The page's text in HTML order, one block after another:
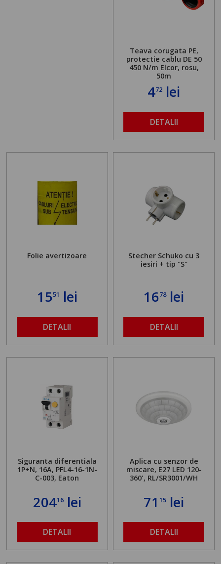
Teava corugata PE,
protectie cablu DE 50
450 N/m Elcor, rosu,
50m
472 lei
DETALII
Folie avertizoare
1551 lei
DETALII
Stecher Schuko cu 3
iesiri + tip "S"
1678lei
DETALII
Siguranta diferentiala
1P+N, 16A, PFL4-16-1N-
C-003, Eaton
20416lei
DETALII
Aplica cu senzor de
miscare, E27 LED 120-
360', RL/SR3001/WH
7115 lei
DETALII